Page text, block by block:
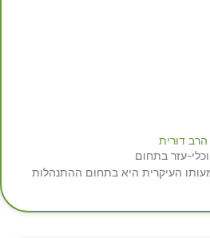
דורית
עזר בתחום
העיקרית היא בתחום ההתנהלות